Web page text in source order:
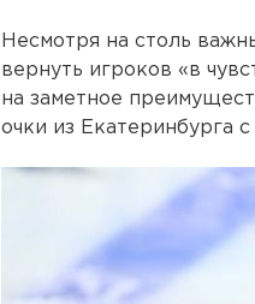
Несмотря на столь
вернуть игроков «в
на заметное
очки из Екатеринбурга